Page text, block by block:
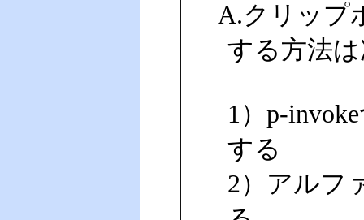
A.クリップ
する方法
1）p-
する
2）アルフ